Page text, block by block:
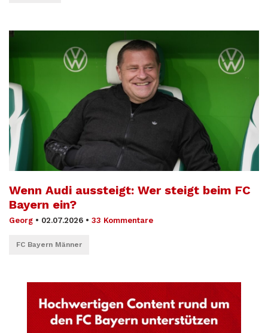
Wenn Audi aussteigt: Wer steigt beim FC
Bayern ein?
Georg • 02.07.2026 • 33 Kommentare
FC Bayern Männer